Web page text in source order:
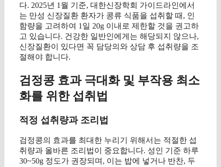
다. 2025년 1월 기준, 대한신장학회 가이드라인에서
는 만성 신장질환 환자가 콩류 식품을 섭취할 때, 인
함량을 고려하여 1일 20g 이내로 제한할 것을 권고하
고 있습니다. 건강한 일반인에게는 해당되지 않으나,
신장질환이 있다면 꼭 담당의와 상담 후 섭취량을 조
절해야 합니다.
검정콩 효과 극대화 및 부작용 최소
화를 위한 섭취법
적정 섭취량과 조리법
검정콩의 효과를 최대한 누리기 위해서는 적절한 섭
취량과 올바른 조리법이 중요합니다. 성인 기준 하루
30~50g 정도가 권장되며, 이는 밥에 넣거나 반찬, 두